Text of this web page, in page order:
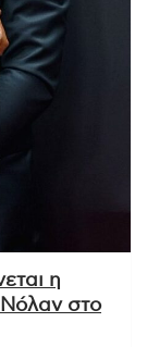
η
Νόλαν στο